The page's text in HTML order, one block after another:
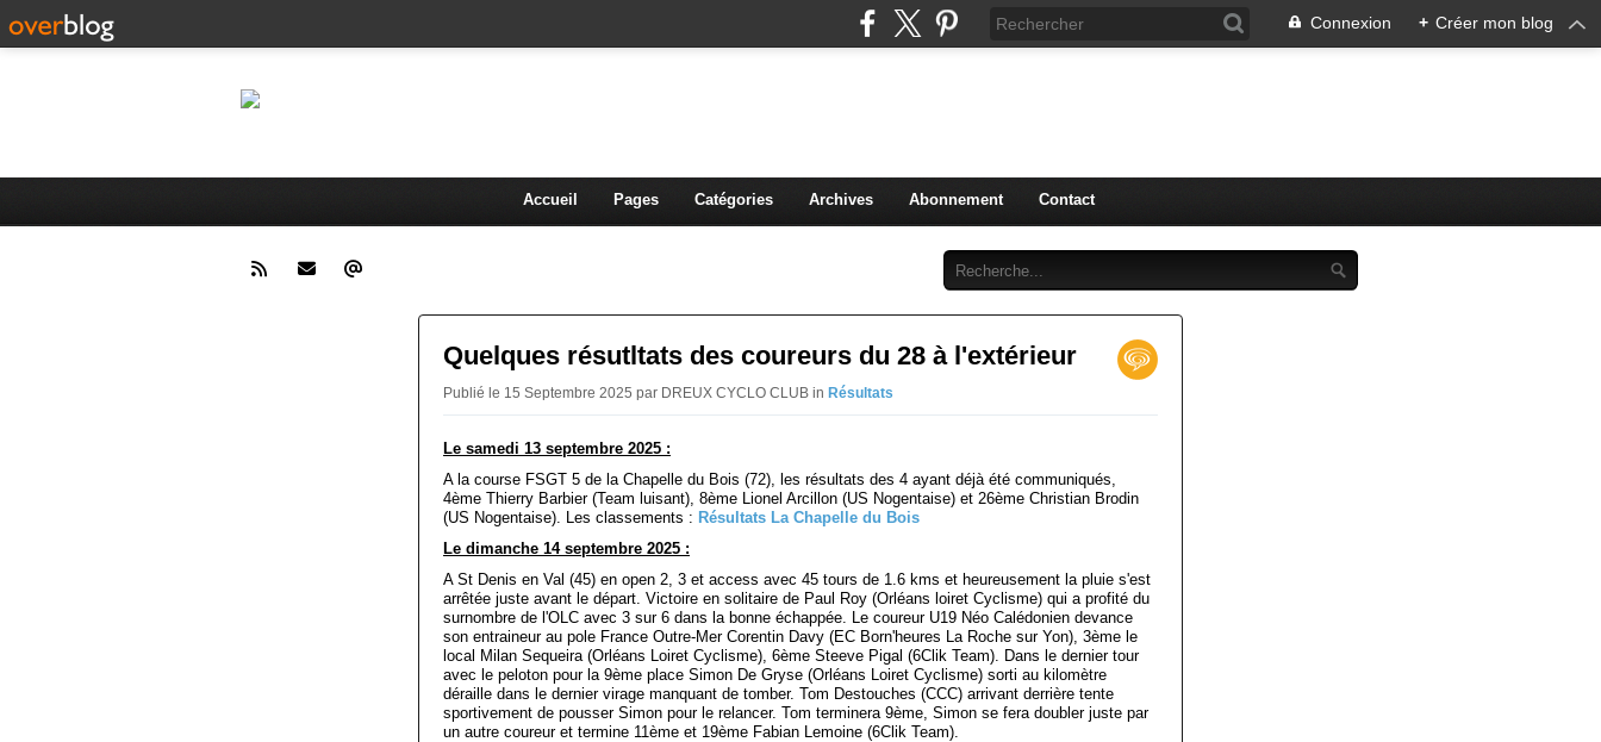
Connexion + Créer mon blog
Accueil Pages Catégories Archives Abonnement Contact
Quelques résutltats des coureurs du 28 à l'extérieur
Publié le 15 Septembre 2025 par DREUX CYCLO CLUB in Résultats
Le samedi 13 septembre 2025 :
A la course FSGT 5 de la Chapelle du Bois (72), les résultats des 4 ayant déjà été communiqués,
4ème Thierry Barbier (Team luisant), 8ème Lionel Arcillon (US Nogentaise) et 26ème Christian Brodin
(US Nogentaise). Les classements : Résultats La Chapelle du Bois
Le dimanche 14 septembre 2025 :
A St Denis en Val (45) en open 2, 3 et access avec 45 tours de 1.6 kms et heureusement la pluie s'est
arrêtée juste avant le départ. Victoire en solitaire de Paul Roy (Orléans loiret Cyclisme) qui a profité du
surnombre de l'OLC avec 3 sur 6 dans la bonne échappée. Le coureur U19 Néo Calédonien devance
son entraineur au pole France Outre-Mer Corentin Davy (EC Born'heures La Roche sur Yon), 3ème le
local Milan Sequeira (Orléans Loiret Cyclisme), 6ème Steeve Pigal (6Clik Team). Dans le dernier tour
avec le peloton pour la 9ème place Simon De Gryse (Orléans Loiret Cyclisme) sorti au kilomètre
déraille dans le dernier virage manquant de tomber. Tom Destouches (CCC) arrivant derrière tente
sportivement de pousser Simon pour le relancer. Tom terminera 9ème, Simon se fera doubler juste par
un autre coureur et termine 11ème et 19ème Fabian Lemoine (6Clik Team).